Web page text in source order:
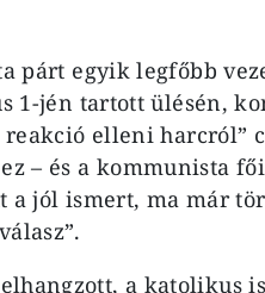
párt egyik legfőbb
1-jén tartott ülésén,
reakció elleni harcról”
– és a kommunista
a jól ismert, ma már
a katolikus